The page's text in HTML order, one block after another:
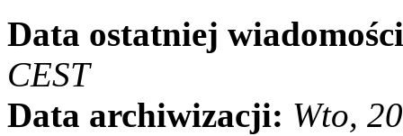
Data ostatniej
CEST
Data archiwizacji: Wto,